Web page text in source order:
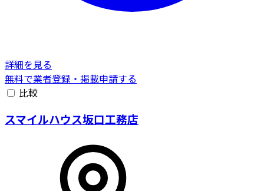
詳細を見る
無料で業者登録・掲載申請する
比較
スマイルハウス坂口工務店